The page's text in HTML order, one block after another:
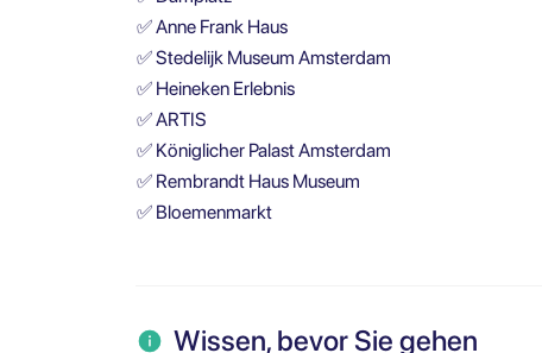
✅Anne Frank Haus
✅Stedelijk Museum Amsterdam
✅ Heineken Erlebnis
✅ARTIS
✅ Königlicher Palast Amsterdam
✅ Rembrandt Haus Museum
✅ Bloemenmarkt
Wissen, bevor Sie gehen